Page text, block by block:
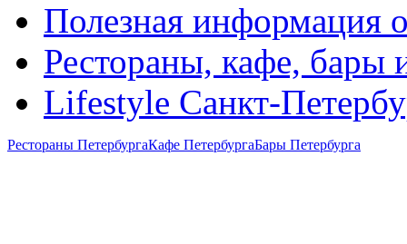
Полезная информация
Рестораны, кафе, бары
Lifestyle Санкт-
Рестораны ПетербургаКафе ПетербургаБары Петербурга